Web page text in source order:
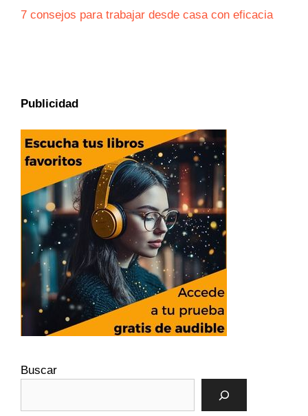
7 consejos para trabajar desde casa con eficacia
Publicidad
Buscar